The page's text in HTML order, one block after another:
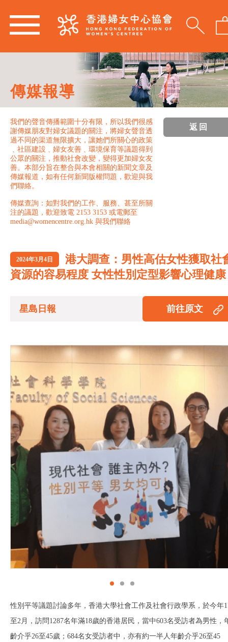
傳媒報導
我們的聲音傳播範圍十分有限，所以我們很感
謝傳媒朋友對婦女議題的關注，將婦女聲音透
過不同的渠道無限擴大，讓她們所關心的政策
﹑社區建設﹑婦女友善﹑環境保育等議題得到
公眾的關注，推動社會改變，變得更加婦女友
善。本部分旨在整合與本會相關的新聞文章及
傳媒報道，如有任何新聞版權問題，歡迎與我
們聯絡。
傳媒查詢：如對我們的工作、服務、甚至所關
注的議題，歡迎致電 2153 3153 或電郵至
media@womencentre.org.hk 與我們聯絡
返回
2024年3月4日
港大調查：男性高估女性獲取社
資源的容易程度 女性性別定型影響心理健康
星島日報 前往原文
性別平等議題討論多年，香港大學社會工作及社會行政學系，於今年1
至2月，訪問1287名年滿18歲的香港居民，當中603名受訪者為男性，
齡介乎26至45歲；684名女受訪者中，亦有約一半人年齡介乎26至45